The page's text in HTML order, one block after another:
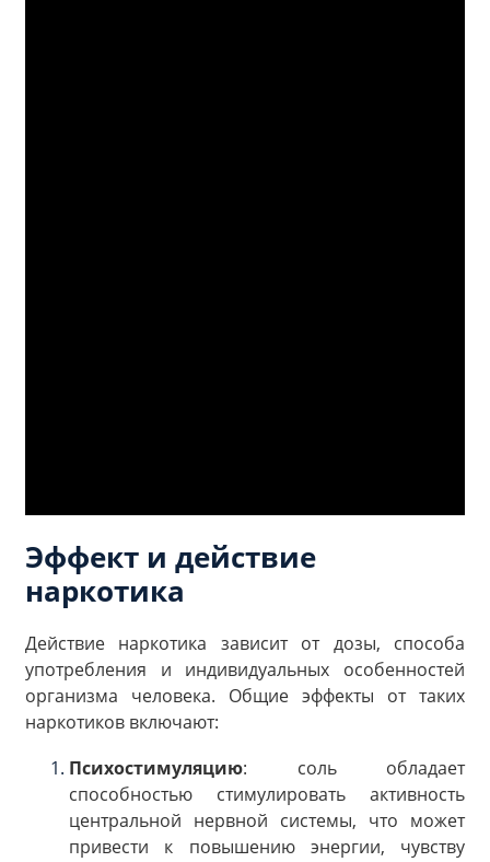
Эффект и действие
наркотика
Действие наркотика зависит от дозы, способа
употребления и индивидуальных особенностей
организма человека. Общие эффекты от таких
наркотиков включают:
Психостимуляцию: соль обладает
способностью стимулировать активность
центральной нервной системы, что может
привести к повышению энергии, чувству